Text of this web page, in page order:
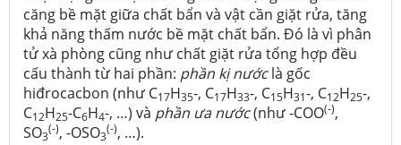
căng bề mặt giữa chất bẩn và vật cần giặt rửa, tăng
khả năng thấm nước bề mặt chất bẩn. Đó là vì phân
tử xà phòng cũng như chất giặt rửa tổng hợp đều
cấu thành từ hai phần: phần kị nướclà gốc
hiđrocacbon (như C17H35-, C17H33-, C15H31-, C12H25-,
C12H25-C6H4-, …) và phần ưa nước(như -COO(-),
SO3
(-), -OSO3
(-), …).